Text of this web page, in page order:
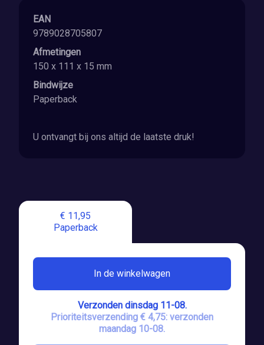
€ 11,95
Paperback
In de winkelwagen
Verzonden dinsdag 11-08.
Prioriteitsverzending € 4,75: verzonden
maandag 10-08.
EAN
9789028705807
Afmetingen
150 x 111 x 15 mm
Bindwijze
Paperback
U ontvangt bij ons altijd de laatste druk!